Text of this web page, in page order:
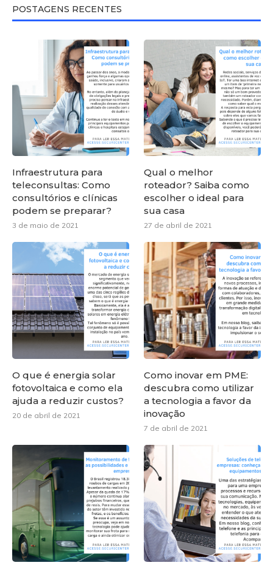
POSTAGENS RECENTES
Infraestrutura para
teleconsultas: Como
consultórios e clínicas
podem se preparar?
3 de maio de 2021
Qual o melhor
roteador? Saiba como
escolher o ideal para
sua casa
27 de abril de 2021
O que é energia solar
fotovoltaica e como ela
ajuda a reduzir custos?
20 de abril de 2021
Como inovar em PME:
descubra como utilizar
a tecnologia a favor da
inovação
7 de abril de 2021